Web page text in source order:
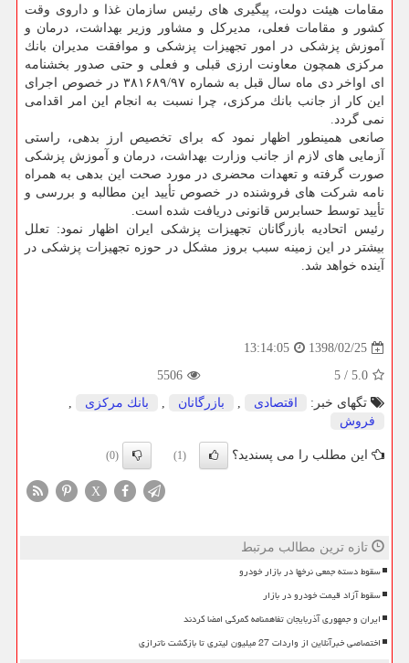
مقامات هیئت دولت، پیگیری های رئیس سازمان غذا و داروی وقت
كشور و مقامات فعلی، مدیركل و مشاور وزیر بهداشت، درمان و
آموزش پزشكی در امور تجهیزات پزشكی و موافقت مدیران بانك
مركزی همچون معاونت ارزی قبلی و فعلی و حتی صدور بخشنامه
ای اواخر دی ماه سال قبل به شماره ۳۸۱۶۸۹/۹۷ در خصوص اجرای
این كار از جانب بانك مركزی، چرا نسبت به انجام این امر اقدامی
نمی گردد.
صانعی همینطور اظهار نمود كه برای تخصیص ارز بدهی، راستی
آزمایی های لازم از جانب وزارت بهداشت، درمان و آموزش پزشكی
صورت گرفته و تعهدات محضری در مورد صحت این بدهی به همراه
نامه شركت های فروشنده در خصوص تأیید این مطالبه و بررسی و
تأیید توسط حسابرس قانونی دریافت شده است.
رئیس اتحادیه بازرگانان تجهیزات پزشكی ایران اظهار نمود: تعلل
بیشتر در این زمینه سبب بروز مشكل در حوزه تجهیزات پزشكی در
آینده خواهد شد.
1398/02/25
13:14:05
5.0
/
5
5506
تگهای خبر:
اقتصادی , بازرگانان , بانك مركزی
,
فروش
این مطلب را می پسندید؟ (1)
(0)
X
تازه ترین مطالب مرتبط
سقوط دسته جمعی نرخها در بازار خودرو
سقوط آزاد قیمت خودرو در بازار
ایران و جمهوری آذربایجان تفاهمنامه گمرکی امضا کردند
اختصاصی خبرآنلاین از واردات 27 میلیون لیتری تا بازگشت ناترازی